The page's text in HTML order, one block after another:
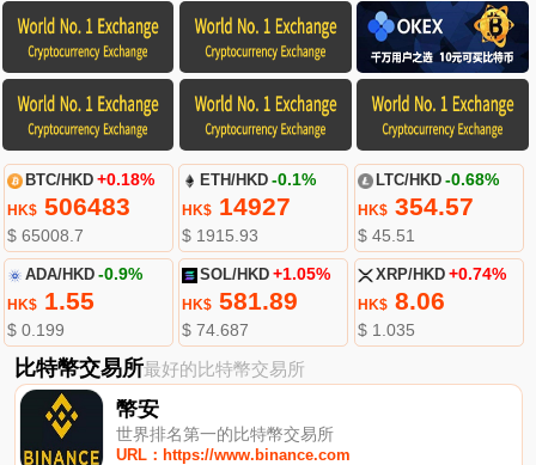
BTC/HKD +0.18%
HK$506483
$ 65008.7
ETH/HKD -0.1%
HK$ 14927
$ 1915.93
LTC/HKD -0.68%
HK$354.57
$ 45.51
ADA/HKD -0.9%
HK$1.55
$ 0.199
SOL/HKD +1.05%
HK$ 581.89
$ 74.687
XRP/HKD +0.74%
HK$8.06
$ 1.035
比特幣交易所最好的比特幣交易所
幣安
世界排名第一的比特幣交易所
URL：https://www.binance.com